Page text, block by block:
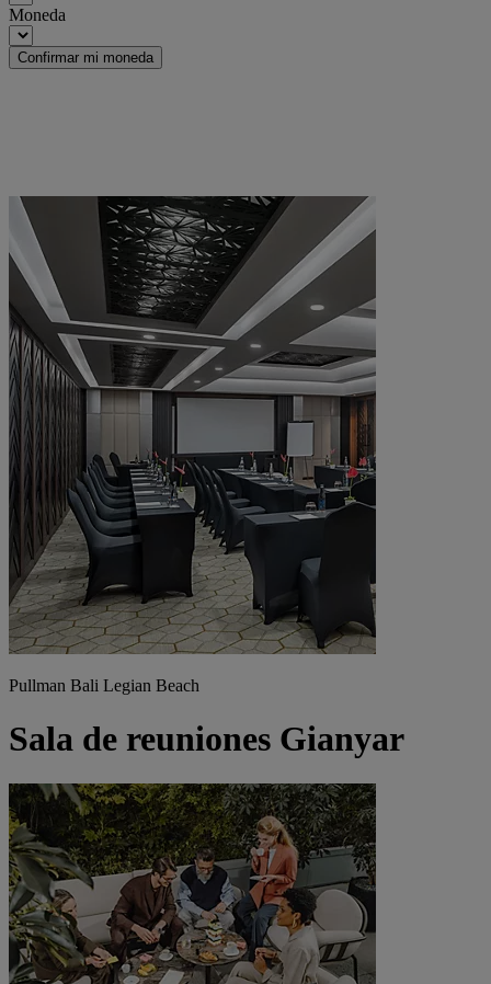
Moneda
Confirmar mi moneda
Pullman Bali Legian Beach
Sala de reuniones Gianyar